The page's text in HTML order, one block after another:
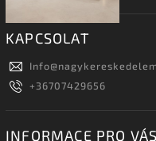
KAPCSOLAT
Info@
+36707429656
INFORMACE PRO VÁS